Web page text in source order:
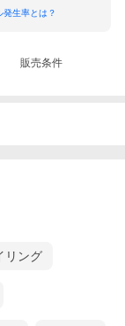
発生率とは？
販売条件
リング